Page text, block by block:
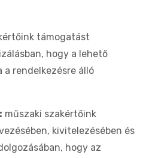
támogatást
hogy a lehető
a rendelkezésre álló
műszaki szakértőink
kivitelezésében és
hogy az